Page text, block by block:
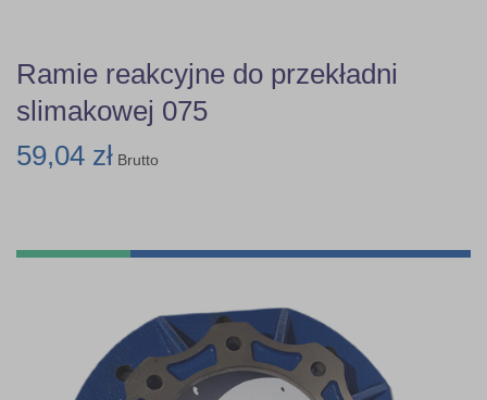
Ramie reakcyjne do przekładni
slimakowej 075
59,04 zł Brutto